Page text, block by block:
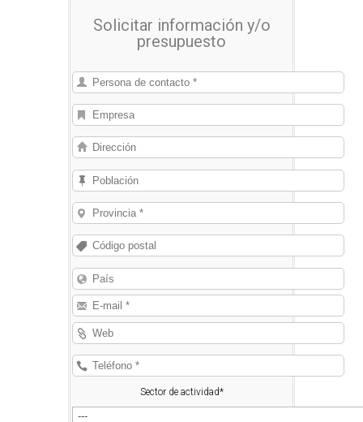
Solicitar información y/o
presupuesto
Sector de actividad*